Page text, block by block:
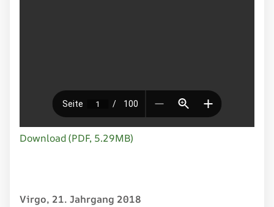
Download (PDF, 5.29MB)
Virgo, 21. Jahrgang 2018